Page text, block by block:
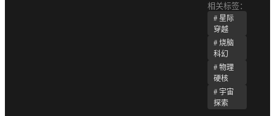
相关标签：
# 星际
穿越
# 烧脑
科幻
# 物理
硬核
# 宇宙
探索